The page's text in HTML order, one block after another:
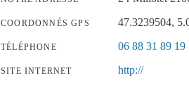
COORDONNÉS GPS 47.3239504,
TÉLÉPHONE 06 88 31 89 19
SITE INTERNET http://